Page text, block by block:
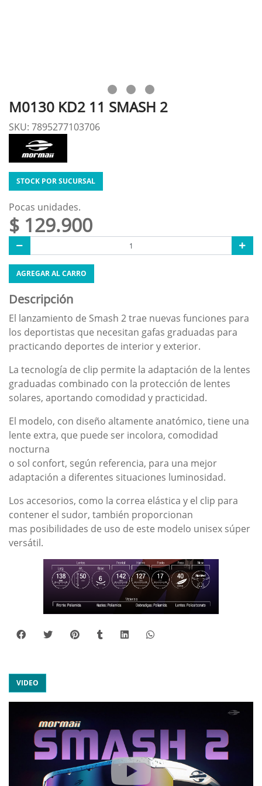
M0130 KD2 11 SMASH 2
SKU: 7895277103706
STOCK POR SUCURSAL
Pocas unidades.
$ 129.900
AGREGAR AL CARRO
Descripción
El lanzamiento de Smash 2 trae nuevas funciones para
los deportistas que necesitan gafas graduadas para
practicando deportes de interior y exterior.
La tecnología de clip permite la adaptación de la lentes
graduadas combinado con la protección de lentes
solares, aportando comodidad y practicidad.
El modelo, con diseño altamente anatómico, tiene una
lente extra, que puede ser incolora, comodidad
nocturna
o sol confort, según referencia, para una mejor
adaptación a diferentes situaciones luminosidad.
Los accesorios, como la correa elástica y el clip para
contener el sudor, también proporcionan
mas posibilidades de uso de este modelo unisex súper
versátil.
VIDEO